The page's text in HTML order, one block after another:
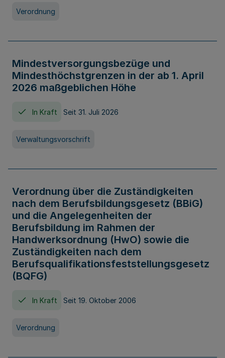
Verordnung
Mindestversorgungsbezüge und
Mindesthöchstgrenzen in der ab 1. April
2026 maßgeblichen Höhe
In Kraft Seit 31. Juli 2026
Verwaltungsvorschrift
Verordnung über die Zuständigkeiten
nach dem Berufsbildungsgesetz (BBiG)
und die Angelegenheiten der
Berufsbildung im Rahmen der
Handwerksordnung (HwO) sowie die
Zuständigkeiten nach dem
Berufsqualifikationsfeststellungsgesetz
(BQFG)
In Kraft Seit 19. Oktober 2006
Verordnung